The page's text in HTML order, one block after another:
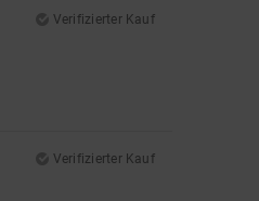
Verifizierter Kauf
Verifizierter Kauf